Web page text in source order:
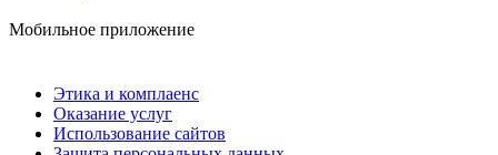
Мобильное приложение
Этика и комплаенс
Оказание услуг
Использование сайтов